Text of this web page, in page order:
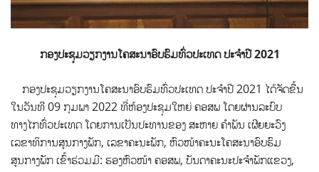
ກອງປະຊຸມວຽກງານໂຄສະນາອົບຮົມທົ່ວປະເທດ ປະຈໍາປີ 2021
ກອງປະຊຸມວຽກງານໂຄສະນາອົບຮົມທົ່ວປະເທດ ປະຈໍາປີ 2021 ໄດ້ຈັດຂື້ນ
ໃນວັນທີ 09 ກຸມພາ 2022 ທີ່ຫ້ອງປະຊຸມໃຫຍ່ ຄອສພ ໂດຍຜ່ານລະບົບ
ທາງໄກທົ່ວປະເທດໂດຍການເປັນປະທານຂອງ ສະຫາຍ ຄຳພັນ ເຜີຍຍະວົງ
ເລຂາທິການສູນກາງພັກ, ເລຂາຄະນະພັກ, ຫົວໜ້າຄະນະໂຄສະນາອົບຮົມ
ສູນກາງພັກ ເຂົ້າຮ່ວມມີ: ຮອງຫົວໜ້າ ຄອສພ, ບັນດາຄະ​ນະ​ປະ​ຈຳ​ພັກ​ແຂວງ,